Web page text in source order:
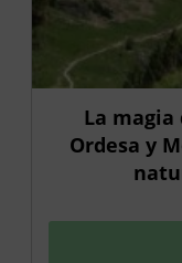
La magia
Ordesa y